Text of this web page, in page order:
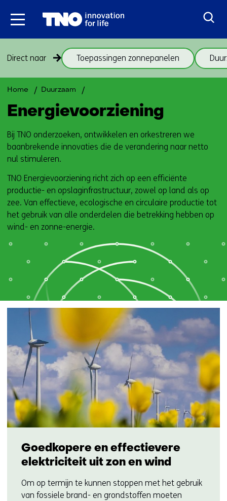
Ga
Sla
navigatie
thema
Energievoorziening)
Direct naar Toepassingen zonnepanelen
naar
navigatie
onder
thema
Home Duurzaam
Energievoorziening
Bij TNO onderzoeken, ontwikkelen en orkestreren we
baanbrekende innovaties die de verandering naar netto
nul stimuleren.
TNO Energievoorziening richt zich op een efficiënte
productie- en opslaginfrastructuur, zowel op land als op
zee. Van effectieve, ecologische en circulaire productie tot
het gebruik van alle onderdelen die betrekking hebben op
wind- en zonne-energie.
Goedkopere en effectievere
elektriciteit uit zon en wind
Om op termijn te kunnen stoppen met het gebruik
van fossiele brand- en grondstoffen moeten